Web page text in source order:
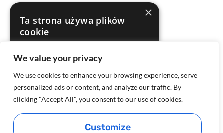
We value your privacy
We use cookies to enhance your browsing experience, serve
personalized ads or content, and analyze our traffic. By
clicking "Accept All", you consent to our use of cookies.
Customize
×
Ta strona używa plików
cookie
w celu poprawy komfortu użytkowania.
wyrażasz zgodę na wszystkie pliki cookie
zgodnie z naszą Polityką plików cookie.
AKCEPTUJ WSZYSTKIE